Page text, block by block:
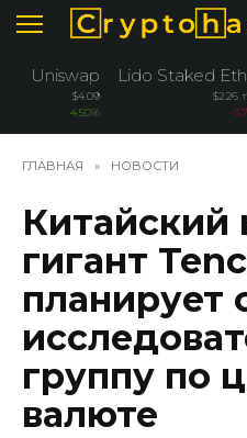
Перейти
содержанию
Uniswap
$4.09
4.50%
Lido Staked
$2.26
-
ГЛАВНАЯ » НОВОСТИ
Китайский
гигант
планирует
группу по
валюте